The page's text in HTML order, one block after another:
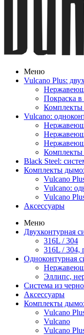
Меню
Vulcano Plus:
Покраска
Комплекты
Vulcano:
Комплекты
Black Steel:
Комплекты
Vulcano
Vulcano:
Vulcano
Аксессуары
Меню
Двухконтурная
316L / 304
316L / 304,
Одноконтурная
Эллипс,
Система из
Аксессуары
Комплекты
Vulcano
Vulcano
Vulcano